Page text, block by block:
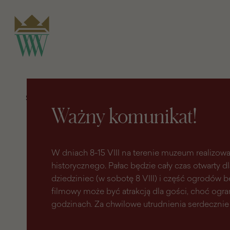
Ważny komunikat!
W dniach 8-15 VIII na terenie muzeum
historycznego. Pałac będzie cały czas otwarty
dziedziniec (w sobotę 8 VIII) i część ogrodów
filmowy może być atrakcją dla gości, choć
godzinach. Za chwilowe utrudnienia serdecznie
Strona główna
O strojach polskich Augusta III Sasa i Marii
Józefy na portretach Louisa de Silvestre
strojach
polskich
Augusta
strojach
polskich
Augusta